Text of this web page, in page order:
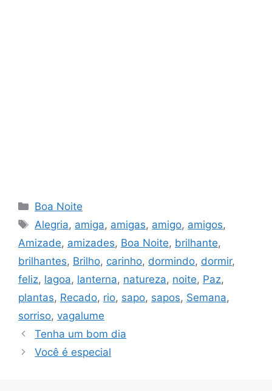
Categorias
Boa Noite
Tags
Alegria, amiga, amigas, amigo, amigos,
Amizade, amizades, Boa Noite, brilhante,
brilhantes, Brilho, carinho, dormindo, dormir,
feliz, lagoa, lanterna, natureza, noite, Paz,
plantas, Recado, rio, sapo, sapos, Semana,
sorriso, vagalume
Tenha um bom dia
Você é especial